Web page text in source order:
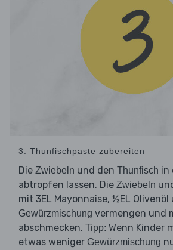
3. Thunfischpaste zubereiten
Die Zwiebeln und den Thunfisch in
abtropfen lassen. Die Zwiebeln
mit 3EL Mayonnaise, ½EL Olivenöl
Gewürzmischung vermengen und
abschmecken. Tipp: Wenn Kinder
etwas weniger Gewürzmischung